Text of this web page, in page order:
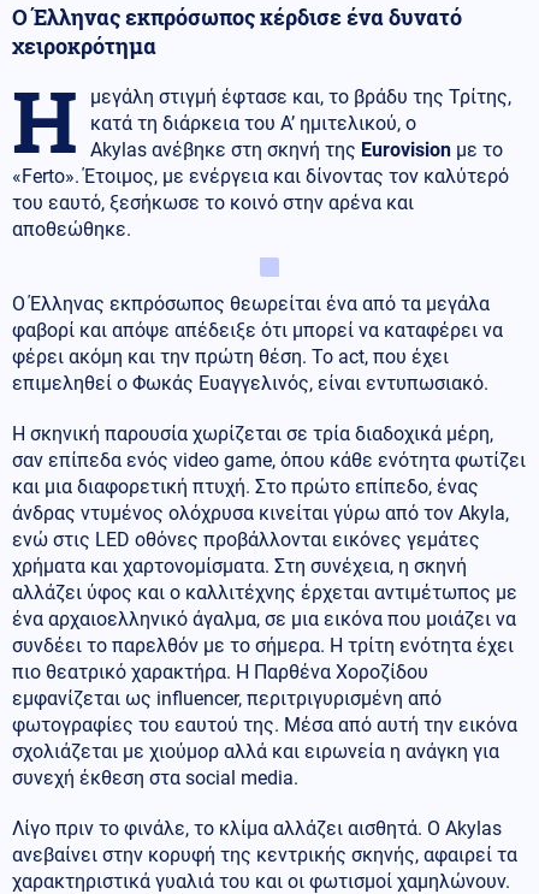
Ο Έλληνας εκπρόσωπος κέρδισε ένα δυνατό
χειροκρότημα
Η
μεγάλη στιγμή έφτασε και, το βράδυ της Τρίτης,
κατά τη διάρκεια του Α’ ημιτελικού, ο
Akylas ανέβηκε στη σκηνή της Eurovision με το
«Ferto». Έτοιμος, με ενέργεια και δίνοντας τον καλύτερό
του εαυτό, ξεσήκωσε το κοινό στην αρένα και
αποθεώθηκε.
Ο Έλληνας εκπρόσωπος θεωρείται ένα από τα μεγάλα
φαβορί και απόψε απέδειξε ότι μπορεί να καταφέρει να
φέρει ακόμη και την πρώτη θέση. Το act, που έχει
επιμεληθεί ο Φωκάς Ευαγγελινός, είναι εντυπωσιακό.
Η σκηνική παρουσία χωρίζεται σε τρία διαδοχικά μέρη,
σαν επίπεδα ενός video game, όπου κάθε ενότητα φωτίζει
και μια διαφορετική πτυχή. Στο πρώτο επίπεδο, ένας
άνδρας ντυμένος ολόχρυσα κινείται γύρω από τον Akyla,
ενώ στις LED οθόνες προβάλλονται εικόνες γεμάτες
χρήματα και χαρτονομίσματα. Στη συνέχεια, η σκηνή
αλλάζει ύφος και ο καλλιτέχνης έρχεται αντιμέτωπος με
ένα αρχαιοελληνικό άγαλμα, σε μια εικόνα που μοιάζει να
συνδέει το παρελθόν με το σήμερα. Η τρίτη ενότητα έχει
πιο θεατρικό χαρακτήρα. Η Παρθένα Χοροζίδου
εμφανίζεται ως influencer, περιτριγυρισμένη από
φωτογραφίες του εαυτού της. Μέσα από αυτή την εικόνα
σχολιάζεται με χιούμορ αλλά και ειρωνεία η ανάγκη για
συνεχή έκθεση στα social media.
Λίγο πριν το φινάλε, το κλίμα αλλάζει αισθητά. Ο Akylas
ανεβαίνει στην κορυφή της κεντρικής σκηνής, αφαιρεί τα
χαρακτηριστικά γυαλιά του και οι φωτισμοί χαμηλώνουν.